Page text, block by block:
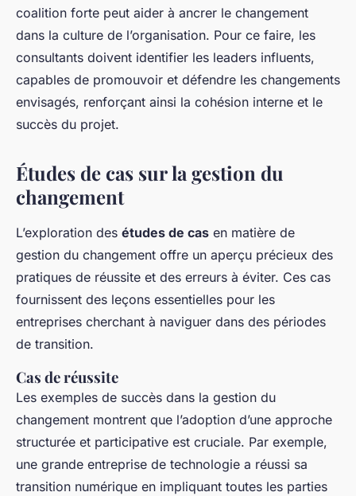
coalition forte peut aider à ancrer le changement
dans la culture de l’organisation. Pour ce faire, les
consultants doivent identifier les leaders influents,
capables de promouvoir et défendre les changements
envisagés, renforçant ainsi la cohésion interne et le
succès du projet.
Études de cas sur la gestion du
changement
L’exploration des études de cas en matière de
gestion du changement offre un aperçu précieux des
pratiques de réussite et des erreurs à éviter. Ces cas
fournissent des leçons essentielles pour les
entreprises cherchant à naviguer dans des périodes
de transition.
Cas de réussite
Les exemples de succès dans la gestion du
changement montrent que l’adoption d’une approche
structurée et participative est cruciale. Par exemple,
une grande entreprise de technologie a réussi sa
transition numérique en impliquant toutes les parties